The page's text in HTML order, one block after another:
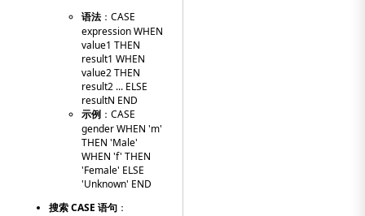
语法 ： CASE
expression WHEN
value1 THEN
result1 WHEN
value2 THEN
result2 ... ELSE
resultN END
示例 ： CASE
gender WHEN 'm'
THEN 'Male'
WHEN 'f' THEN
'Female' ELSE
'Unknown' END
搜索CASE 语句 ：